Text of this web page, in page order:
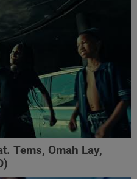
Tems, Omah Lay,